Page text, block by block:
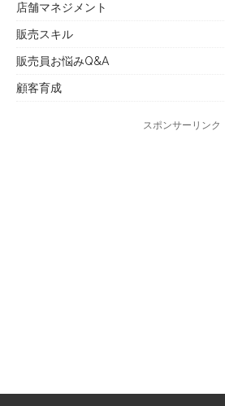
店舗マネジメント
販売スキル
販売員お悩みQ&A
顧客育成
スポンサーリンク